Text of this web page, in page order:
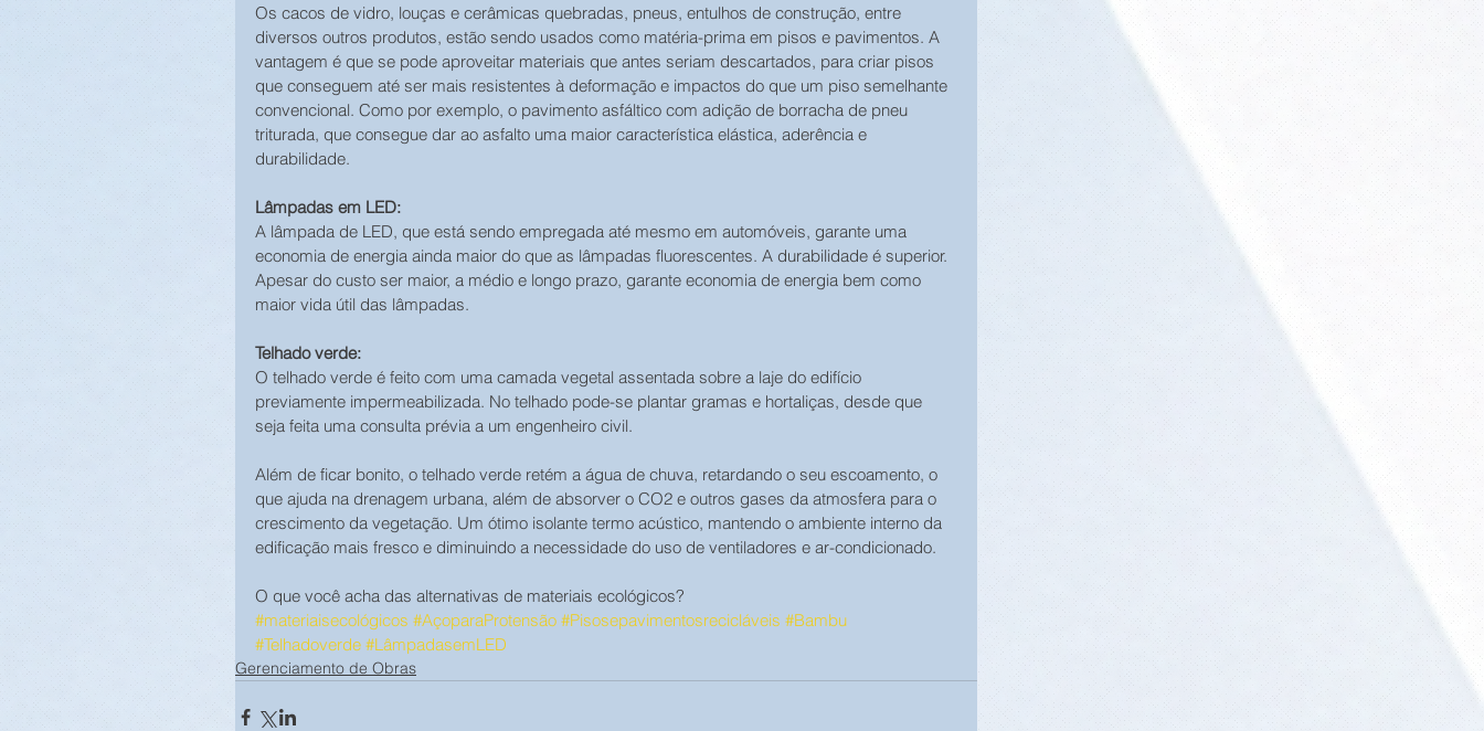
Os cacos de vidro, louças e cerâmicas quebradas, pneus, entulhos de construção, entre
diversos outros produtos, estão sendo usados como matéria-prima em pisos e pavimentos. A
vantagem é que se pode aproveitar materiais que antes seriam descartados, para criar pisos
que conseguem até ser mais resistentes à deformação e impactos do que um piso semelhante
convencional. Como por exemplo, o pavimento asfáltico com adição de borracha de pneu
triturada, que consegue dar ao asfalto uma maior característica elástica, aderência e
durabilidade.
Lâmpadas em LED:
A lâmpada de LED, que está sendo empregada até mesmo em automóveis, garante uma
economia de energia ainda maior do que as lâmpadas fluorescentes. A durabilidade é superior.
Apesar do custo ser maior, a médio e longo prazo, garante economia de energia bem como
maior vida útil das lâmpadas.
Telhado verde:
O telhado verde é feito com uma camada vegetal assentada sobre a laje do edifício
previamente impermeabilizada. No telhado pode-se plantar gramas e hortaliças, desde que
seja feita uma consulta prévia a um engenheiro civil.
Além de ficar bonito, o telhado verde retém a água de chuva, retardando o seu escoamento, o
que ajuda na drenagem urbana, além de absorver o CO2 e outros gases da atmosfera para o
crescimento da vegetação. Um ótimo isolante termo acústico, mantendo o ambiente interno da
edificação mais fresco e diminuindo a necessidade do uso de ventiladores e ar-condicionado.
O que você acha das alternativas de materiais ecológicos?
#materiaisecológicos #AçoparaProtensão #Pisosepavimentosrecicláveis #Bambu
#Telhadoverde #LâmpadasemLED
Gerenciamento de Obras